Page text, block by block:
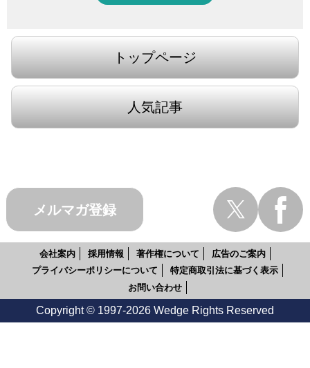
トップページ
人気記事
メルマガ登録
会社案内 採用情報 著作権について
広告のご案内
プライバシーポリシーについて
特定商取引法に基づく表示
お問い合わせ
Copyright © 1997-2026 Wedge Rights Reserved